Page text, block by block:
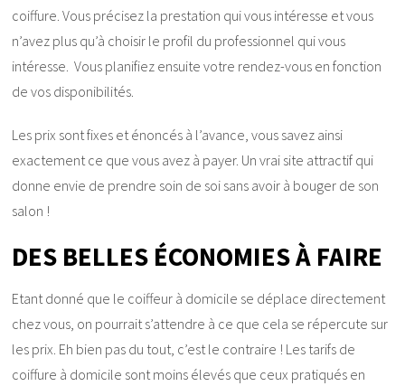
coiffure. Vous précisez la prestation qui vous intéresse et vous
n’avez plus qu’à choisir le profil du professionnel qui vous
intéresse. Vous planifiez ensuite votre rendez-vous en fonction
de vos disponibilités.
Les prix sont fixes et énoncés à l’avance, vous savez ainsi
exactement ce que vous avez à payer. Un vrai site attractif qui
donne envie de prendre soin de soi sans avoir à bouger de son
salon !
DES BELLES ÉCONOMIES À FAIRE
Etant donné que le coiffeur à domicile se déplace directement
chez vous, on pourrait s’attendre à ce que cela se répercute sur
les prix. Eh bien pas du tout, c’est le contraire ! Les tarifs de
coiffure à domicile sont moins élevés que ceux pratiqués en